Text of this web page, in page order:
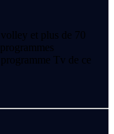
et plus de 70
Tv de ce